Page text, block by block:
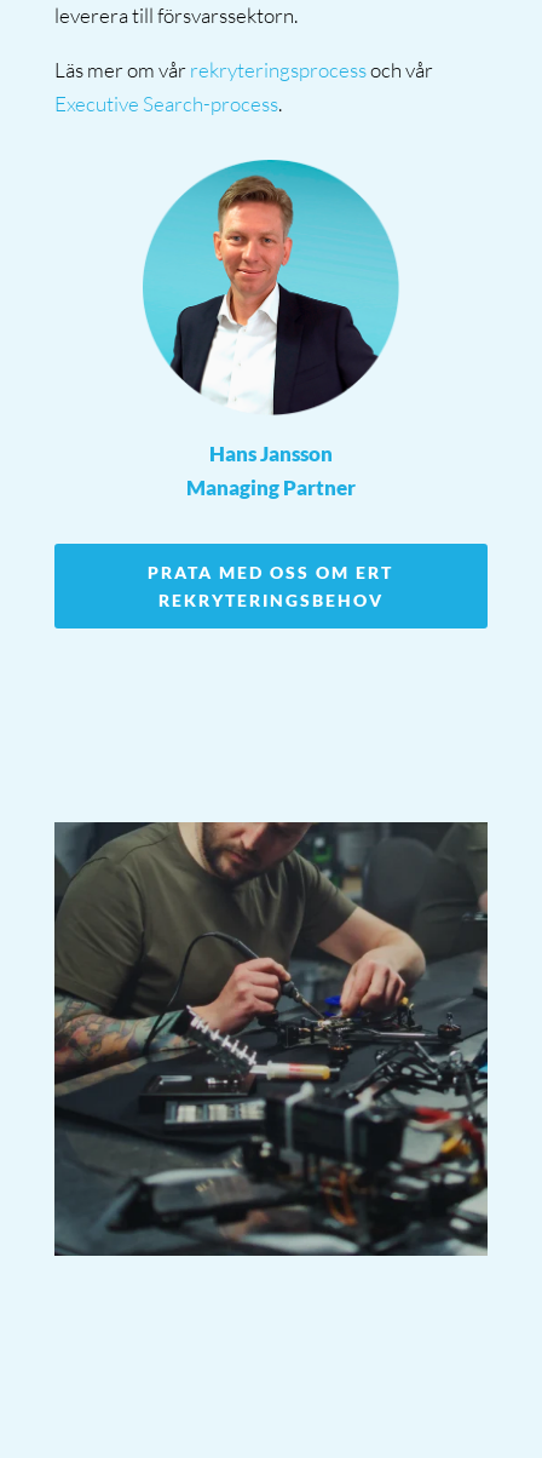
leverera till försvarssektorn.
Läs mer om vårrekryteringsprocessoch vår
Executive Search-process.
Hans Jansson
Managing Partner
PRATA MED OSS OM ERT
REKRYTERINGSBEHOV